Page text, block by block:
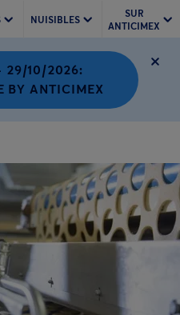
NUISIBLES
SUR
ANTICIMEX
29/10/2026:
BY ANTICIMEX